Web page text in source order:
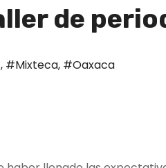
de
, #Mixteca, #Oaxaca